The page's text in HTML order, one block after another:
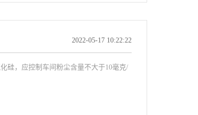
2022-05-17 10:22:22
硅，应控制车间粉尘含量不大于10毫克/